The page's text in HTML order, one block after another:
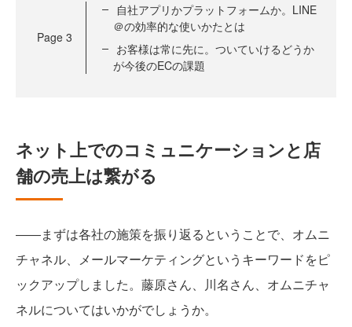
Page 3
自社アプリかプラットフォームか。LINE
＠の効率的な使いかたとは
お客様は常に先に。ついていけるどうか
が今後のECの課題
ネット上でのコミュニケーションと店
舗の売上は繋がる
――まずは各社の施策を振り返るということで、オムニ
チャネル、メールマーケティングというキーワードをピ
ックアップしました。藤原さん、川名さん、オムニチャ
ネルについてはいかがでしょうか。